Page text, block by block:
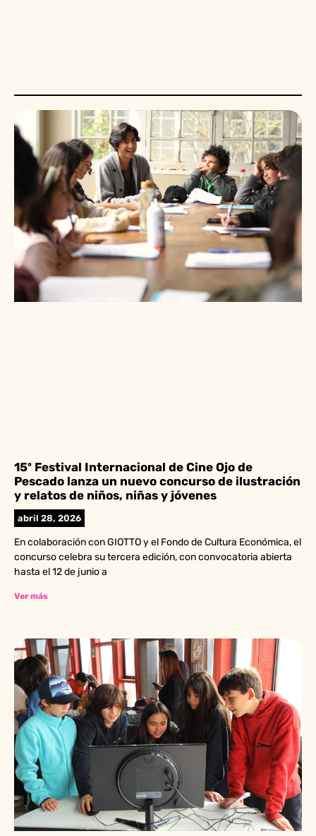
15º Festival Internacional de Cine Ojo de
Pescado lanza un nuevo concurso de ilustración
y relatos de niños, niñas y jóvenes
abril 28, 2026
En colaboración con GIOTTO y el Fondo de Cultura Económica, el
concurso celebra su tercera edición, con convocatoria abierta
hasta el 12 de junio a
Ver más